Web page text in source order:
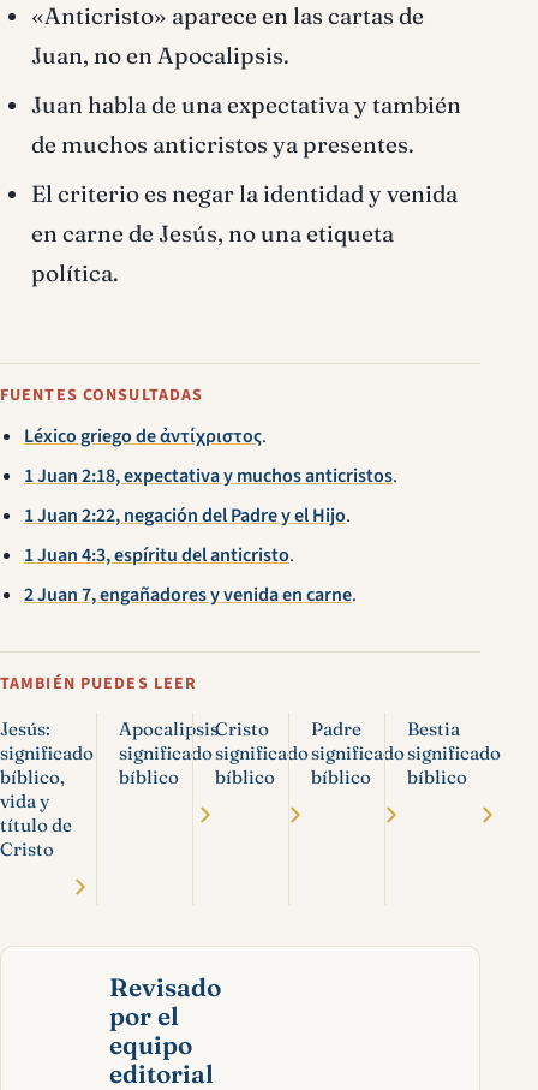
«Anticristo» aparece en las cartas de
Juan, no en Apocalipsis.
Juan habla de una expectativa y también
de muchos anticristos ya presentes.
El criterio es negar la identidad y venida
en carne de Jesús, no una etiqueta
política.
FUENTES CONSULTADAS
Léxico griego de ἀντίχριστος.
1 Juan 2:18, expectativa y muchos anticristos.
1 Juan 2:22, negación del Padre y el Hijo.
1 Juan 4:3, espíritu del anticristo.
2 Juan 7, engañadores y venida en carne.
TAMBIÉN PUEDES LEER
Jesús:
significado
bíblico,
vida y
título de
Cristo
Apocalipsis
significado
bíblico
Cristo
significado
bíblico
Padre
significado
bíblico
Bestia
significado
bíblico
Revisado
por el
equipo
editorial